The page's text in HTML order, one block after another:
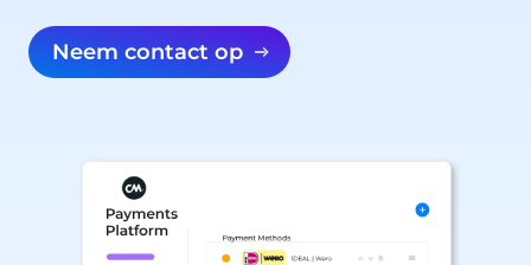
Neem contact op